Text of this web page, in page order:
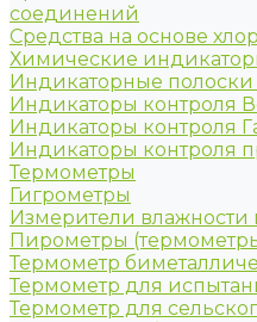
соединений
Средства на основе
Химические
Индикаторные
Индикаторы контроля
Индикаторы контроля
Индикаторы контроля
Термометры
Гигрометры
Измерители влажности
Пирометры
Термометр
Термометр для
Термометр для